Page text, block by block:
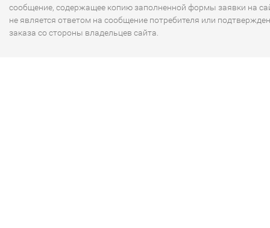
сообщение, содержащее копию заполненной формы заявки на
не является ответом на сообщение потребителя или
заказа со стороны владельцев сайта.